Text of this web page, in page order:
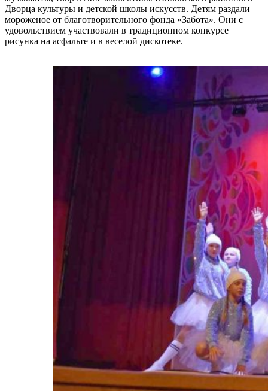
Дворца культуры и детской школы искусств. Детям раздали
мороженое от благотворительного фонда «Забота». Они с
удовольствием участвовали в традиционном конкурсе
рисунка на асфальте и в веселой дискотеке.